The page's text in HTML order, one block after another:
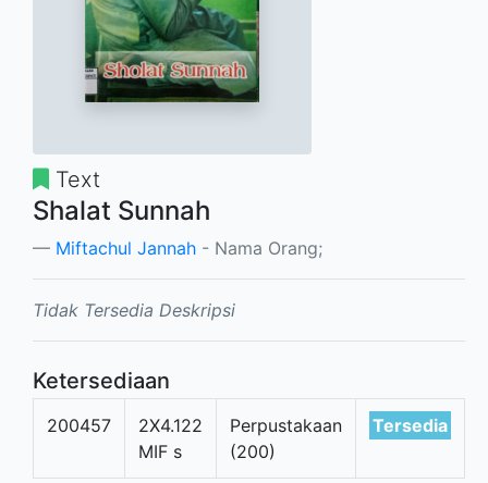
Text
Shalat Sunnah
Miftachul Jannah - Nama Orang;
Tidak Tersedia Deskripsi
Ketersediaan
200457
2X4.122
MIF s
Perpustakaan
(200)
Tersedia